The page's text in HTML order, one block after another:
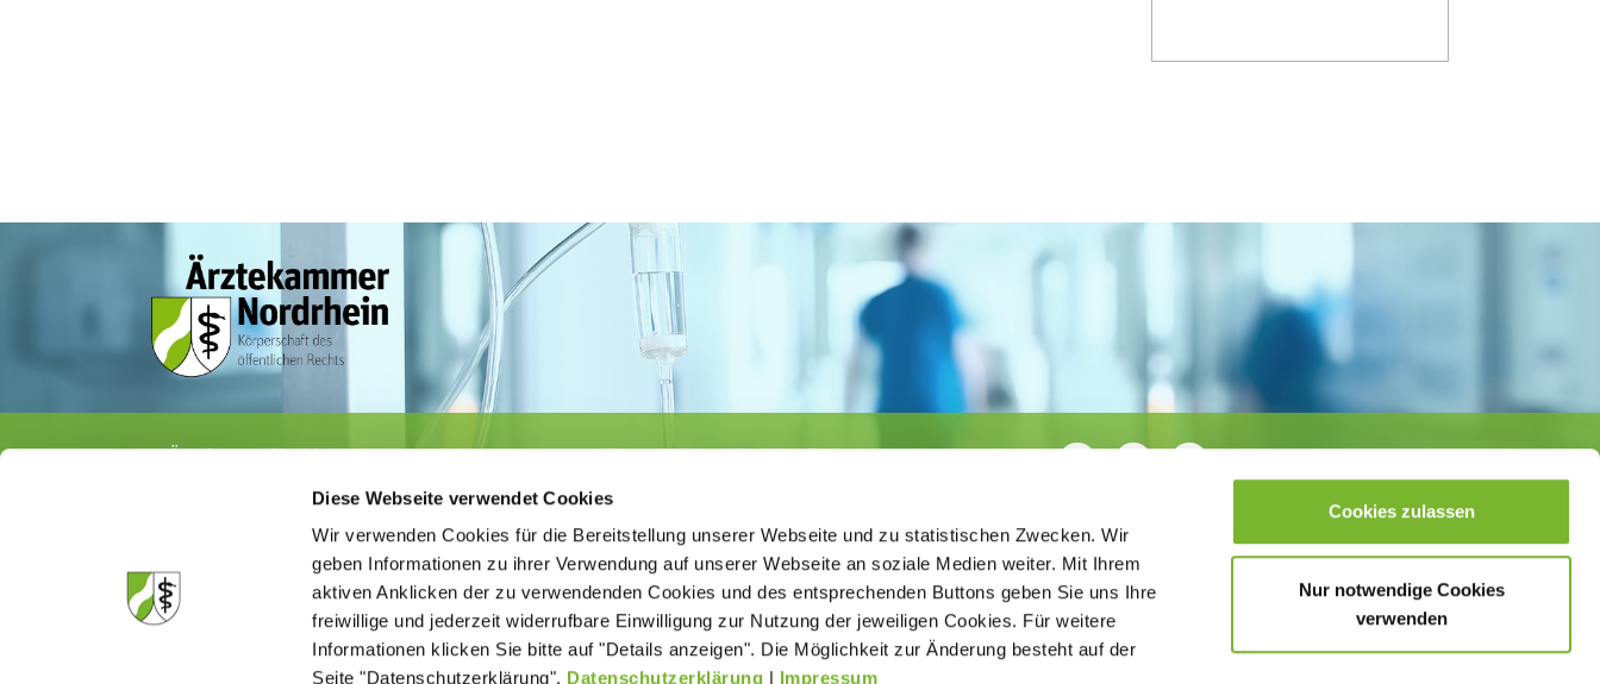
Diese Webseite verwendet Cookies
Wir verwenden Cookies für die Bereitstellung unserer Webseite und zu statistischen Zwecken. Wir
geben Informationen zu ihrer Verwendung auf unserer Webseite an soziale Medien weiter. Mit Ihrem
aktiven Anklicken der zu verwendenden Cookies und des entsprechenden Buttons geben Sie uns Ihre
freiwillige und jederzeit widerrufbare Einwilligung zur Nutzung der jeweiligen Cookies. Für weitere
Informationen klicken Sie bitte auf "Details anzeigen". Die Möglichkeit zur Änderung besteht auf der
Seite "Datenschutzerklärung". Datenschutzerklärung | Impressum
Cookies zulassen
Nur notwendige Cookies
verwenden
Ärztekammer Nordrhein
· Fax 0211 / 4302 2009
aerztekammer@aekno.de
Körperschaft des öffentlichen Rechts
Die Medizinsuchmaschine "Medisuch" bestätigt der
Ärztekammer Nordrhein, dass die Homepage ohne
Kontakt